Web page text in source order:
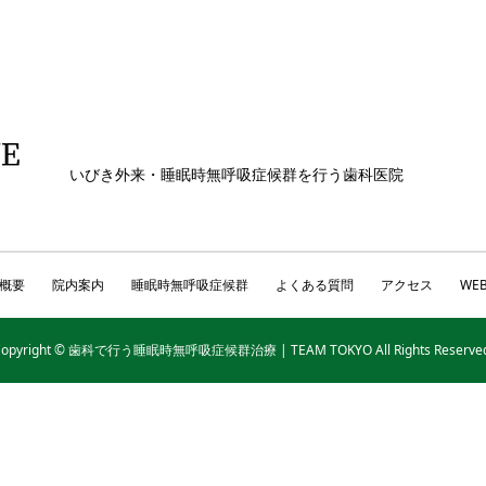
いびき外来・睡眠時無呼吸症候群を行う歯科医院
要 院内案内 睡眠時無呼吸症候群 よくある質問 アクセス
© 歯科で行う睡眠時無呼吸症候群治療 | TEAM TOKYO All Rights